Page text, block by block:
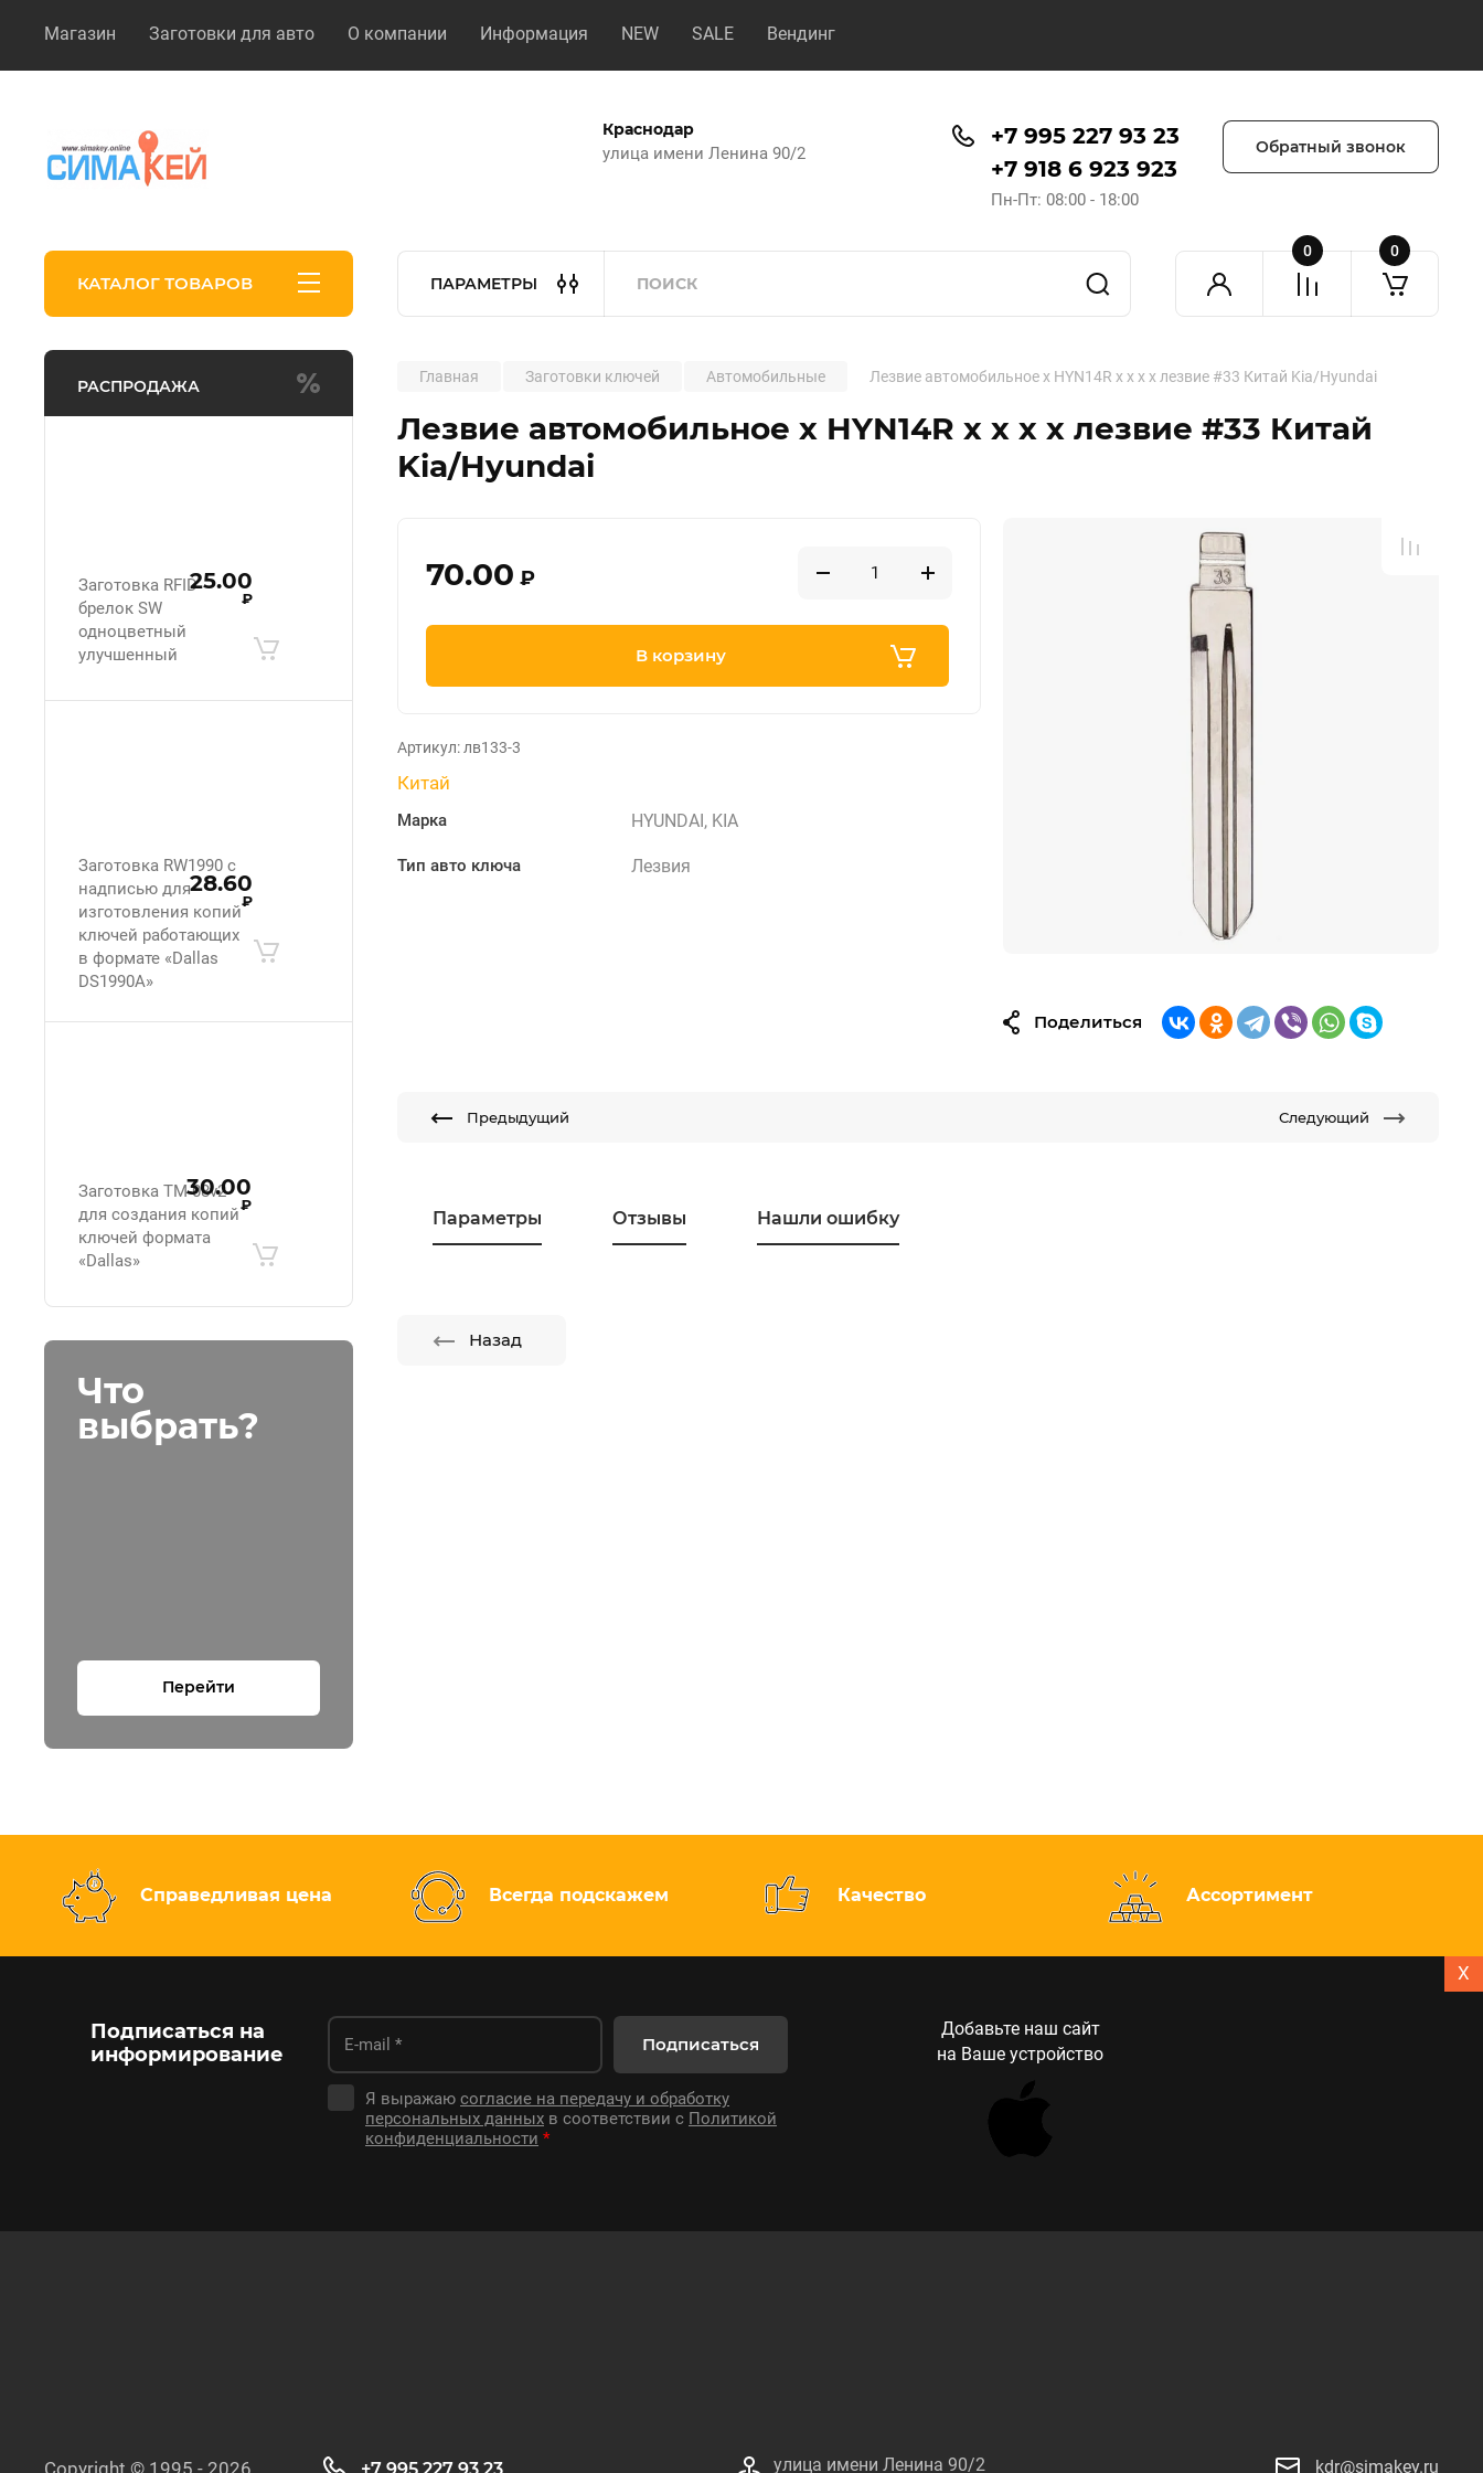
Магазин Заготовки для авто О компании Информация NEW SALE Вендинг
Краснодар
улица имени Ленина 90/2
+7 995 227 93 23
+7 918 6 923 923
Пн-Пт: 08:00 - 18:00
Обратный звонок
КАТАЛОГ ТОВАРОВ ПАРАМЕТРЫ
0 0
РАСПРОДАЖА
Заготовка RFID
брелок SW
одноцветный
улучшенный
25.00
₽
Заготовка RW1990 с
надписью для
изготовления копий
ключей работающих
в формате «Dallas
DS1990A»
28.60
₽
Заготовка ТМ-08v2
для создания копий
ключей формата
«Dallas»
30.00
₽
Что
выбрать?
Перейти
Главная Заготовки ключей Автомобильные Лезвие автомобильное x HYN14R x x x x лезвие #33 Китай Kia/Hyundai
Лезвие автомобильное x HYN14R x x x x лезвие #33 Китай
Kia/Hyundai
70.00 ₽
В корзину
Артикул: лв133-3
Китай
Марка HYUNDAI, KIA
Тип авто ключа Лезвия
Поделиться
Предыдущий Следующий
Параметры Отзывы Нашли ошибку
Назад
Справедливая цена Всегда подскажем Качество Ассортимент
Подписаться на
информирование
Я выражаю согласие на передачу и обработку
персональных данных в соответствии с Политикой
конфиденциальности *
Подписаться
X
Добавьте наш сайт
на Ваше устройство
Copyright © 1995 - 2026 улица имени Ленина 90/2 kdr@simakey.ru